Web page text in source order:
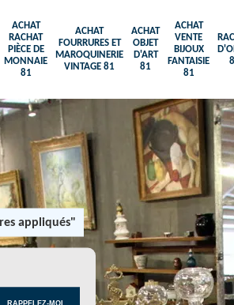
ACHAT
RACHAT
PIÈCE DE
MONNAIE
81
ACHAT
FOURRURES ET
MAROQUINERIE
VINTAGE 81
ACHAT
OBJET
D'ART
81
ACHAT
VENTE
BIJOUX
FANTAISIE
81
appliqués"